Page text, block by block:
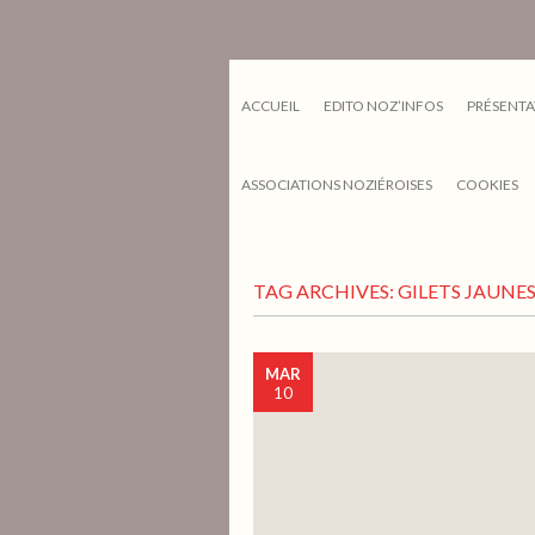
ACCUEIL EDITO NOZ’INFOS
ASSOCIATIONS NOZIÉROISES COOKIES
TAG ARCHIVES: GILETS JAUNES
MAR
10